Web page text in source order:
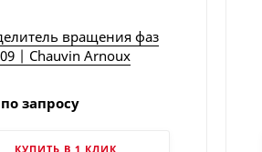
вращения фаз
| Chauvin Arnoux
запросу
КУПИТЬ В 1 КЛИК